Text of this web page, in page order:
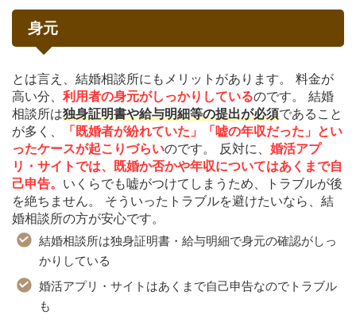
身元
とは言え、結婚相談所にもメリットがあります。 料金が
高い分、 利用者の身元がしっかりしているのです。 結婚
相談所は独身証明書や給与明細等の提出が必須であること
が多く、
「既婚者が紛れていた」「嘘の年収だった」とい
ったケースが起こりづらいのです。 反対に、 婚活アプ
リ・サイトでは、既婚か否かや年収についてはあくまで自
己申告。 いくらでも嘘がつけてしまうため、トラブルが後
を絶ちません。 そういったトラブルを避けたいなら、結
婚相談所の方が安心です。
結婚相談所は独身証明書・給与明細で身元の確認がしっ
かりしている
婚活アプリ・サイトはあくまで自己申告なのでトラブル
も